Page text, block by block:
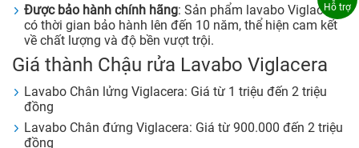
Được bảo hành chính hãng: Sản phẩm lavabo Viglacera
có thời gian bảo hành lên đến 10 năm, thể hiện cam kết
về chất lượng và độ bền vượt trội.
Giá thành Chậu rửa Lavabo Viglacera
Lavabo Chân lửng Viglacera: Giá từ 1 triệu đến 2 triệu
đồng
Lavabo Chân đứng Viglacera: Giá từ 900.000 đến 2 triệu
đồng
Hỗ trợ